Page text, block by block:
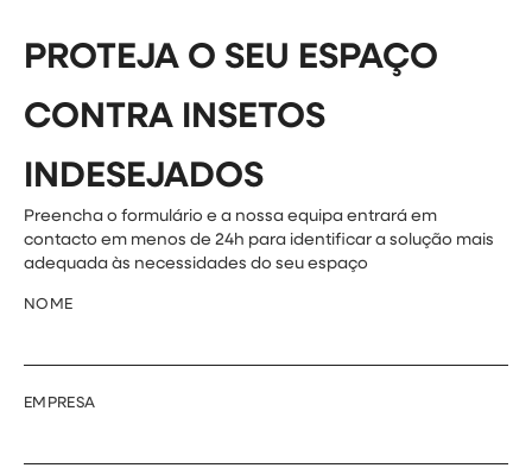
PROTEJA O SEU ESPAÇO
CONTRA INSETOS
INDESEJADOS
Preencha o formulário e a nossa equipa entrará em
contacto em menos de 24h para identificar a solução mais
adequada às necessidades do seu espaço
NOME
EMPRESA